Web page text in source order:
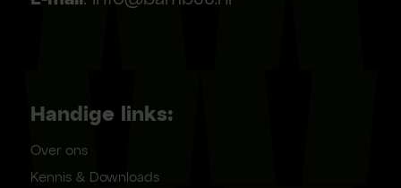
Handige links:
Over ons
Kennis & Downloads